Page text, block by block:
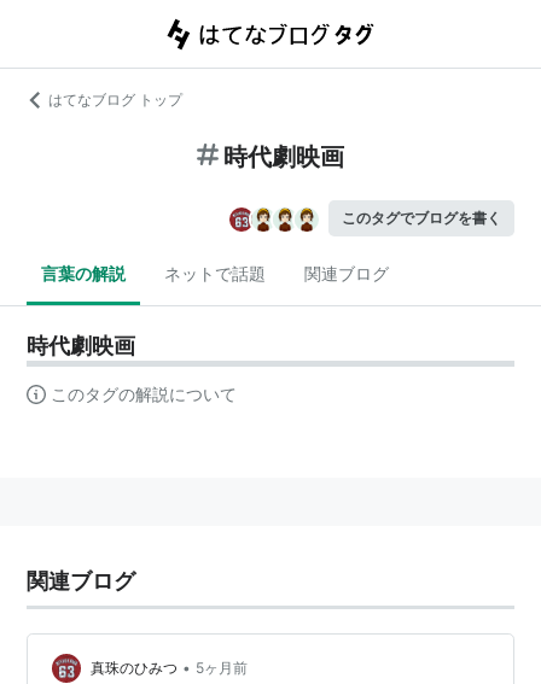
はてなブログ トップ
時代劇映画
このタグでブログを書く
言葉の解説 ネットで話題 関連ブログ
時代劇映画
このタグの解説について
関連ブログ
真珠のひみつ • 5ヶ月前